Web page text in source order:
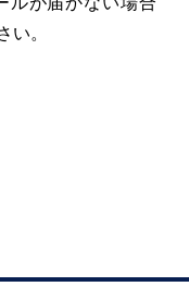
い。